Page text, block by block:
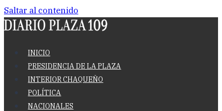
Saltar al contenido
INICIO
PRESIDENCIA DE LA PLAZA
INTERIOR CHAQUEÑO
POLÍTICA
NACIONALES